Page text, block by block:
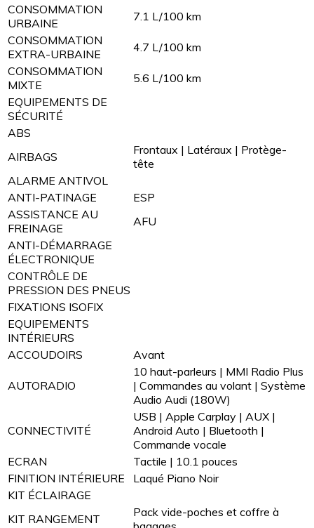
CONSOMMATION
URBAINE
7.1 L/100 km
CONSOMMATION
EXTRA-URBAINE
4.7 L/100 km
CONSOMMATION
MIXTE
5.6 L/100 km
EQUIPEMENTS DE
SÉCURITÉ
ABS
AIRBAGS
Frontaux | Latéraux | Protège-
tête
ALARME ANTIVOL
ANTI-PATINAGE
ESP
ASSISTANCE AU
FREINAGE
AFU
ANTI-DÉMARRAGE
ÉLECTRONIQUE
CONTRÔLE DE
PRESSION DES PNEUS
FIXATIONS ISOFIX
EQUIPEMENTS
INTÉRIEURS
ACCOUDOIRS
Avant
AUTORADIO
10 haut-parleurs | MMI Radio Plus
| Commandes au volant | Système
Audio Audi (180W)
CONNECTIVITÉ
USB | Apple Carplay | AUX |
Android Auto | Bluetooth |
Commande vocale
ECRAN
Tactile | 10.1 pouces
FINITION INTÉRIEURE
Laqué Piano Noir
KIT ÉCLAIRAGE
KIT RANGEMENT
Pack vide-poches et coffre à